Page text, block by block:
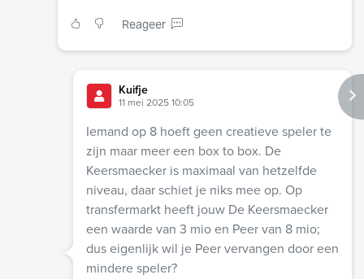
Reageer
Kuifje
11 mei 2025 10:05
Iemand op 8 hoeft geen creatieve speler te
zijn maar meer een box to box. De
Keersmaecker is maximaal van hetzelfde
niveau, daar schiet je niks mee op. Op
transfermarkt heeft jouw De Keersmaecker
een waarde van 3 mio en Peer van 8 mio;
dus eigenlijk wil je Peer vervangen door een
mindere speler?